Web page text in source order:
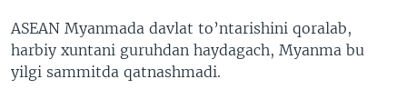
ASEAN Myanmada davlat to’ntarishini qoralab,
harbiy xuntani guruhdan haydagach, Myanma bu
yilgi sammitda qatnashmadi.